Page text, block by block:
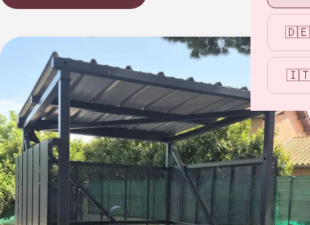
🇩🇪